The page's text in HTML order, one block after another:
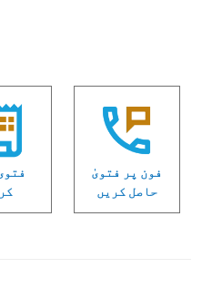
فون پر فتویٰ
حاصل کریں